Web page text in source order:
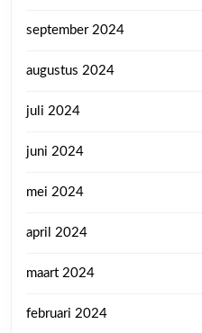
september 2024
augustus 2024
juli 2024
juni 2024
mei 2024
april 2024
maart 2024
februari 2024